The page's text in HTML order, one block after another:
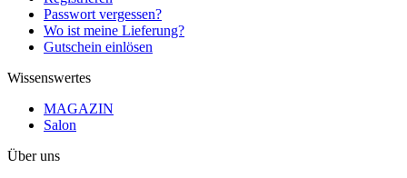
Passwort vergessen?
Wo ist meine Lieferung?
Gutschein einlösen
Wissenswertes
MAGAZIN
Salon
Über uns